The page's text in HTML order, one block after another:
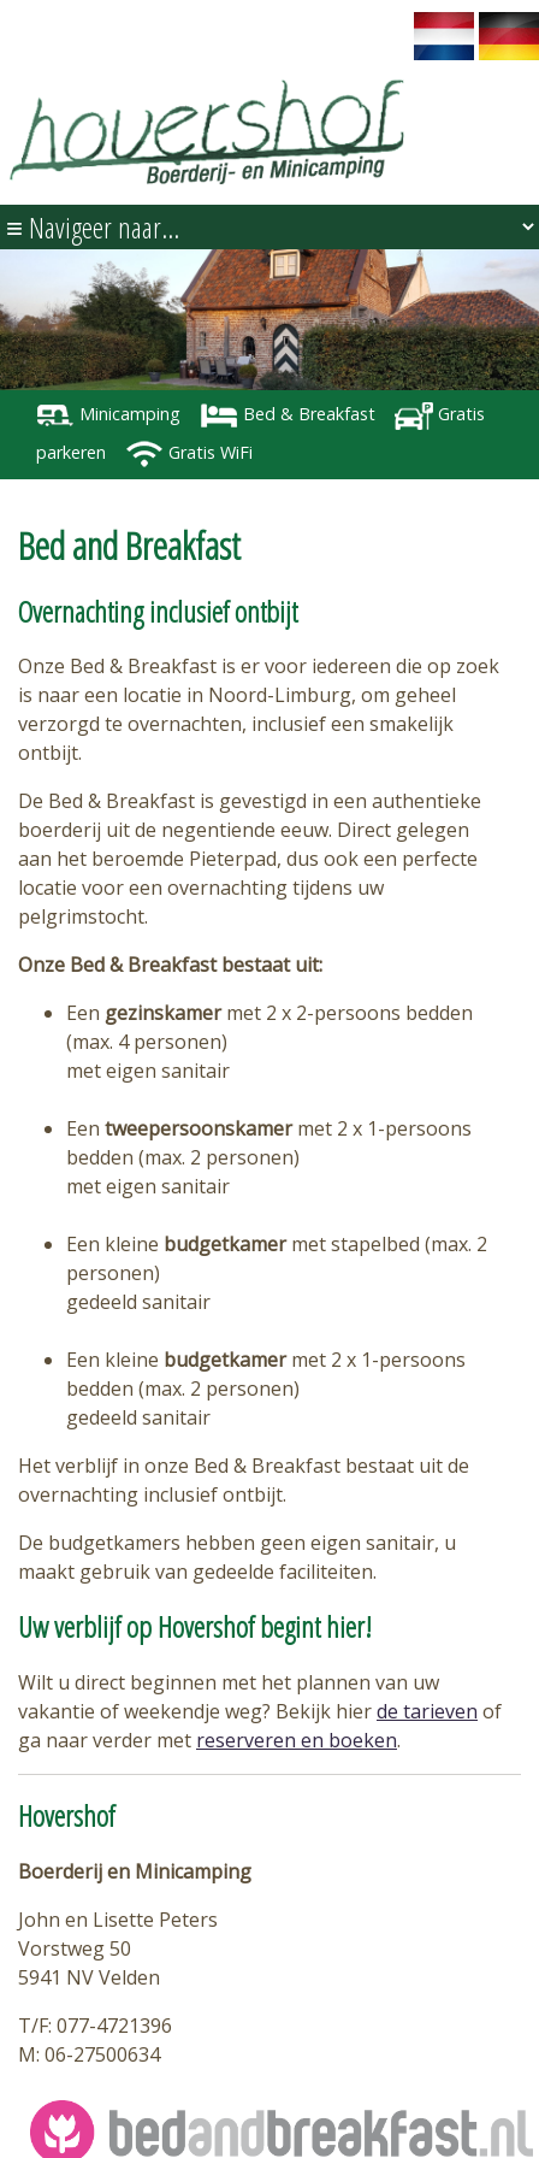
Minicamping Bed & Breakfast
Gratis
parkeren
Gratis WiFi
Bed and Breakfast
Overnachting inclusief ontbijt
Onze Bed & Breakfast is er voor iedereen die op zoek
is naar een locatie in Noord-Limburg, om geheel
verzorgd te overnachten, inclusief een smakelijk
ontbijt.
De Bed & Breakfast is gevestigd in een authentieke
boerderij uit de negentiende eeuw. Direct gelegen
aan het beroemde Pieterpad, dus ook een perfecte
locatie voor een overnachting tijdens uw
pelgrimstocht.
Onze Bed & Breakfast bestaat uit:
Een gezinskamermet 2 x 2-persoons bedden
(max. 4 personen)
met eigen sanitair
Een tweepersoonskamermet 2 x 1-persoons
bedden (max. 2 personen)
met eigen sanitair
Een kleine budgetkamermet stapelbed (max. 2
personen)
gedeeld sanitair
Een kleine budgetkamermet 2 x 1-persoons
bedden (max. 2 personen)
gedeeld sanitair
Het verblijf in onze Bed & Breakfast bestaat uit de
overnachting inclusief ontbijt.
De budgetkamers hebben geen eigen sanitair, u
maakt gebruik van gedeelde faciliteiten.
Uw verblijf op Hovershof begint hier!
Wilt u direct beginnen met het plannen van uw
vakantie of weekendje weg? Bekijk hierde tarieven of
ga naar verder met reserveren en boeken.
Hovershof
Boerderij en Minicamping
John en Lisette Peters
Vorstweg 50
5941 NV Velden
T/F: 077-4721396
M: 06-27500634